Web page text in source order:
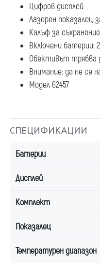
Цифров дисплей
Лазерен показалец
Калъф за
Включени батерии:
Обективът трябва
Внимание: да не се
Модел 62457
СПЕЦИФИКАЦИИ
Батерии
Дисплей
Комплект
Показалец
Температурен диапазон